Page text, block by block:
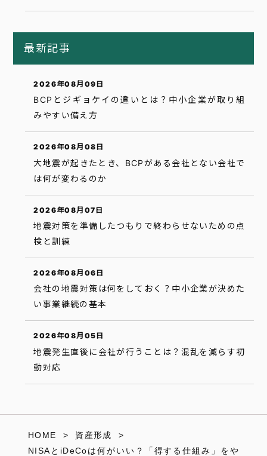
最新記事
2026年08月09日
BCPとジギョケイの違いとは？中小企業が取り組
みやすい備え方
2026年08月08日
大地震が起きたとき、BCPがある会社とない会社で
は何が変わるのか
2026年08月07日
地震対策を準備したつもりで終わらせないための点
検と訓練
2026年08月06日
会社の地震対策は何をしておく？中小企業が決めた
い事業継続の基本
2026年08月05日
地震発生直後に会社が行うことは？混乱を減らす初
動対応
HOME
資産形成
NISAとiDeCoは何がいい？「得する仕組み」をや